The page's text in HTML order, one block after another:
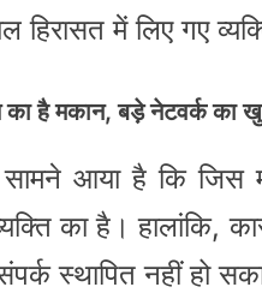
हिरासत में लिए गए
का है मकान, बड़े नेटवर्क का
आया है कि जिस
का है। हालांकि,
स्थापित नहीं हो